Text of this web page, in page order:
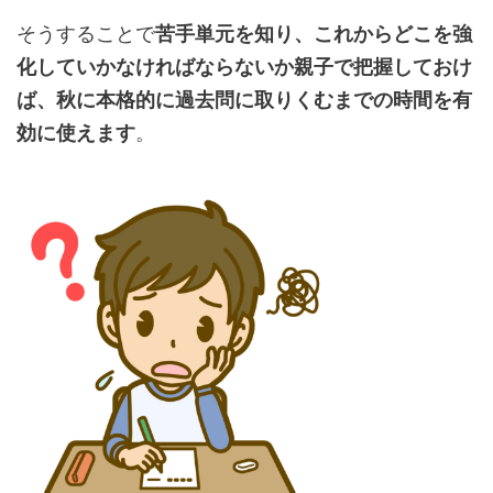
そうすることで苦手単元を知り、これからどこを強
化していかなければならないか親子で把握しておけ
ば、秋に本格的に過去問に取りくむまでの時間を有
効に使えます。